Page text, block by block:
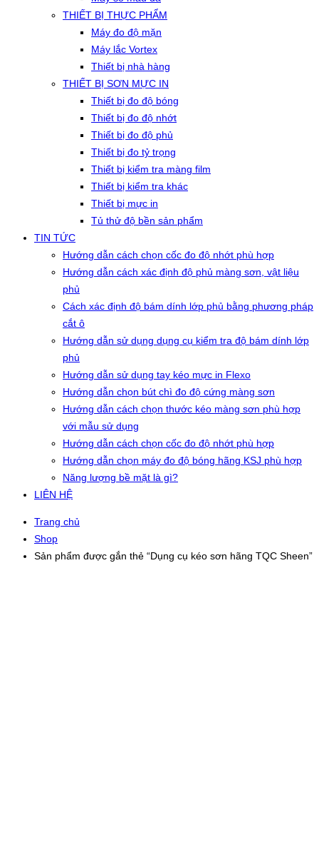
THIẾT BỊ THỰC PHẨM
Máy đo độ mặn
Máy lắc Vortex
Thiết bị nhà hàng
THIẾT BỊ SƠN MỰC IN
Thiết bị đo độ bóng
Thiết bị đo độ nhớt
Thiết bị đo độ phủ
Thiết bị đo tỷ trọng
Thiết bị kiểm tra màng film
Thiết bị kiểm tra khác
Thiết bị mực in
Tủ thử độ bền sản phẩm
TIN TỨC
Hướng dẫn cách chọn cốc đo độ nhớt phù hợp
Hướng dẫn cách xác định độ phủ màng sơn, vật liệu
phủ
Cách xác định độ bám dính lớp phủ bằng phương pháp
cắt ô
Hướng dẫn sử dụng dụng cụ kiểm tra độ bám dính lớp
phủ
Hướng dẫn sử dụng tay kéo mực in Flexo
Hướng dẫn chọn bút chì đo độ cứng màng sơn
Hướng dẫn cách chọn thước kéo màng sơn phù hợp
với mẫu sử dụng
Hướng dẫn cách chọn cốc đo độ nhớt phù hợp
Hướng dẫn chọn máy đo độ bóng hãng KSJ phù hợp
Năng lượng bề mặt là gì?
LIÊN HỆ
Trang chủ
Shop
Sản phẩm được gắn thẻ “Dụng cụ kéo sơn hãng TQC Sheen”